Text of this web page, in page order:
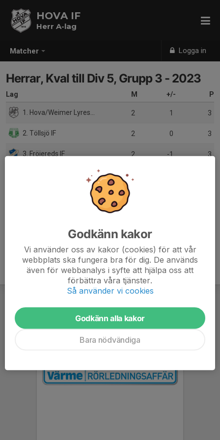
Matcher Logga in
HOVA IF
Herr A-lag
Herrar, Kval till Div 5, Grupp 3 - 2023
Lag M +/- P
1. Hova/Weimer Lyrestad 2 1 3
2. Töllsjö IF 2 0 3
3. Fröjereds IF 2 -1 3
Godkänn kakor
Vi använder oss av kakor (cookies) för att vår
webbplats ska fungera bra för dig. De används
även för webbanalys i syfte att hjälpa oss att
förbättra våra tjänster.
Så använder vi cookies
Godkänn alla kakor
Bara nödvändiga